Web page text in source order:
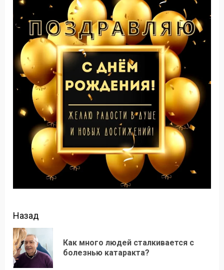
Продолжить
чтение
Назад
Как много людей сталкивается с
болезнью катаракта?